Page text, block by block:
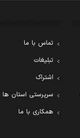
تماس با ما
تبلیغات
اشتراک
سرپرستی استان ها
همکاری با ما